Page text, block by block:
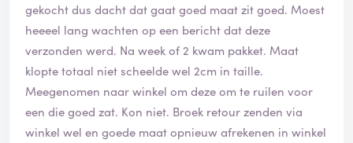
gekocht dus dacht dat gaat goed maat zit goed. Moest
heeeel lang wachten op een bericht dat deze
verzonden werd. Na week of 2 kwam pakket. Maat
klopte totaal niet scheelde wel 2cm in taille.
Meegenomen naar winkel om deze om te ruilen voor
een die goed zat. Kon niet. Broek retour zenden via
winkel wel en goede maat opnieuw afrekenen in winkel